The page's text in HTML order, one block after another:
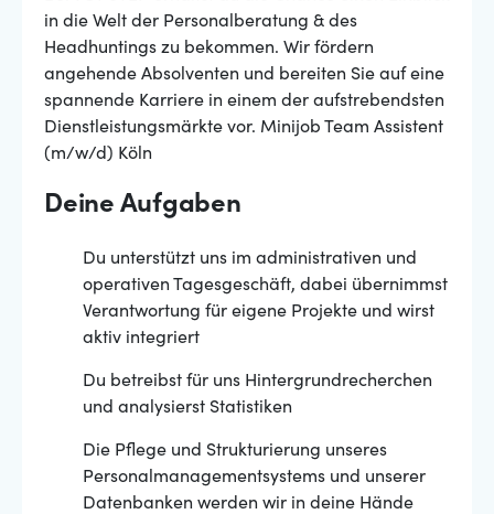
in die Welt der Personalberatung & des
Headhuntings zu bekommen. Wir fördern
angehende Absolventen und bereiten Sie auf eine
spannende Karriere in einem der aufstrebendsten
Dienstleistungsmärkte vor. Minijob Team Assistent
(m/w/d) Köln
Deine Aufgaben
Du unterstützt uns im administrativen und
operativen Tagesgeschäft, dabei übernimmst
Verantwortung für eigene Projekte und wirst
aktiv integriert
Du betreibst für uns Hintergrundrecherchen
und analysierst Statistiken
Die Pflege und Strukturierung unseres
Personalmanagementsystems und unserer
Datenbanken werden wir in deine Hände